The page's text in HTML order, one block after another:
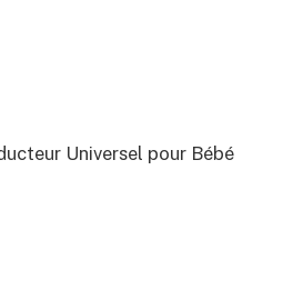
Universel pour Bébé